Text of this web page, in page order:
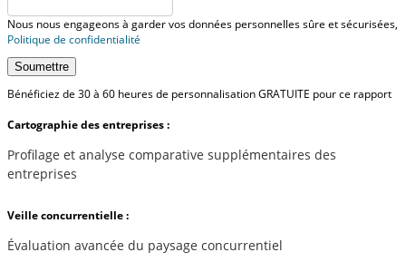
Nous nous engageons à garder vos données personnelles sûre et sécurisées,
Politique de confidentialité
Soumettre
Bénéficiez de 30 à 60 heures de personnalisation GRATUITE pour ce rapport
Cartographie des entreprises :
Profilage et analyse comparative supplémentaires des
entreprises
Veille concurrentielle :
Évaluation avancée du paysage concurrentiel